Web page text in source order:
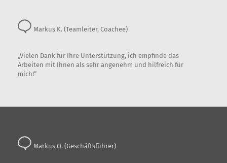
Markus K. (Teamleiter, Coachee)
„Vielen Dank für Ihre Unterstützung, ich empfinde das
Arbeiten mit Ihnen als sehr angenehm und hilfreich für
mich!“
Markus O. (Geschäftsführer)